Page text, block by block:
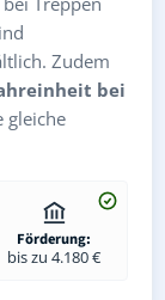
Zudem
bei
gleiche
Förderung:
bis zu 4.180 €